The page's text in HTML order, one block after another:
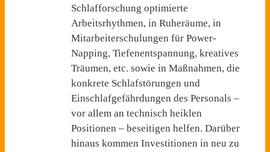
Schlafforschung optimierte
Arbeitsrhythmen, in Ruheräume, in
Mitarbeiterschulungen für Power-
Napping, Tiefenentspannung, kreatives
Träumen, etc. sowie in Maßnahmen, die
konkrete Schlafstörungen und
Einschlafgefährdungen des Personals –
vor allem an technisch heiklen
Positionen – beseitigen helfen. Darüber
hinaus kommen Investitionen in neu zu